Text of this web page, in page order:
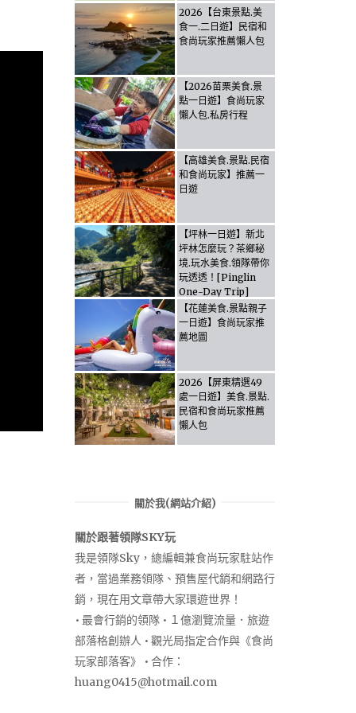
2026【台東景點.美
食一.二日遊】民宿和
食尚玩家推薦懶人包
【2026苗栗美食.景
點一日遊】食尚玩家
懶人包.私房行程
【高雄美食.景點.民宿
和食尚玩家】推薦一
日遊
【坪林一日遊】新北
坪林怎麼玩？茶鄉秘
境.玩水美食.領隊帶你
玩透透！[Pinglin
One-Day Trip]
How to explore
Pinglin, New
Taipei? Tea Village
Let the guide take
you through it all!
【花蓮美食.景點親子
一日遊】食尚玩家推
薦地圖
2026【屏東精選49
處一日遊】美食.景點.
民宿和食尚玩家推薦
懶人包
關於我(網站介紹)
關於跟著領隊SKY玩
我是領隊Sky，總編輯兼食尚玩家駐站作
者，當過業務領隊、預售屋代銷和網路行
銷，現在用文章帶大家環遊世界！
• 最會行銷的領隊 • １億瀏覽流量．旅遊
部落格創辦人 • 觀光局指定合作與《食尚
玩家部落客》 • 合作：
huang0415@hotmail.com